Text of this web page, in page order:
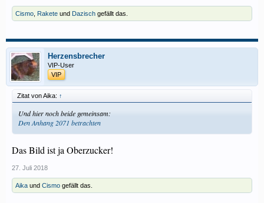
Cismo Rakete und Dazisch gefällt das.
Herzensbrecher
VIP-User
VIP
Zitat von Aika: ↑
Und hier noch beide gemeinsam:
Den Anhang 2071 betrachten
Das Bild ist ja Oberzucker!
27. Juli 2018
Aika und Cismo gefällt das.